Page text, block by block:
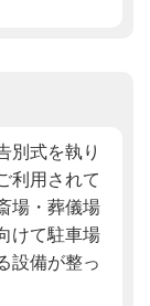
別式を執り
利用されて
場・葬儀場
けて駐車場
設備が整っ